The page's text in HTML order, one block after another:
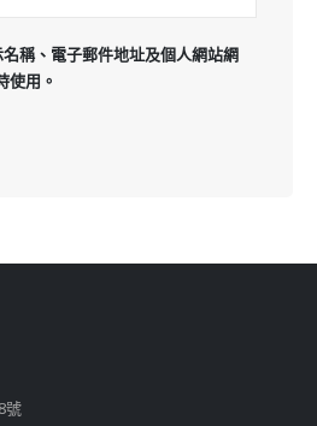
稱、電子郵件地址及個人網站網
使用。
號